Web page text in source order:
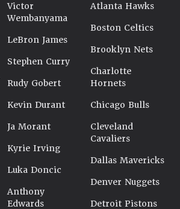
Victor
Wembanyama
LeBron James
Stephen Curry
Rudy Gobert
Kevin Durant
Ja Morant
Kyrie Irving
Luka Doncic
Anthony
Edwards
Atlanta Hawks
Boston Celtics
Brooklyn Nets
Charlotte
Hornets
Chicago Bulls
Cleveland
Cavaliers
Dallas Mavericks
Denver Nuggets
Detroit Pistons